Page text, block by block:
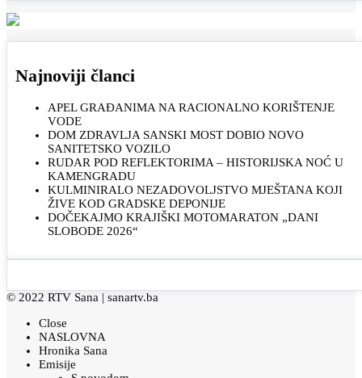
Najnoviji članci
APEL GRAĐANIMA NA RACIONALNO KORIŠTENJE
VODE
DOM ZDRAVLJA SANSKI MOST DOBIO NOVO
SANITETSKO VOZILO
RUDAR POD REFLEKTORIMA – HISTORIJSKA NOĆ U
KAMENGRADU
KULMINIRALO NEZADOVOLJSTVO MJEŠTANA KOJI
ŽIVE KOD GRADSKE DEPONIJE
DOČEKAJMO KRAJIŠKI MOTOMARATON „DANI
SLOBODE 2026“
© 2022 RTV Sana | sanartv.ba
Close
NASLOVNA
Hronika Sana
Emisije